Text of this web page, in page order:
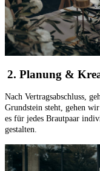
2. Planung &
Nach Vertragsabschluss,
Grundstein steht, gehen
es für jedes Brautpaar
gestalten.